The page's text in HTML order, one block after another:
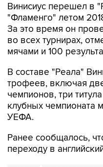
Винисиус перешел в
"Фламенго" летом
За это время он
во всех турнирах,
мячами и 100
В составе "Реала"
трофеев, включая
чемпионов, три
клубных чемпионата
УЕФА.
Ранее сообщалось,
переходу в